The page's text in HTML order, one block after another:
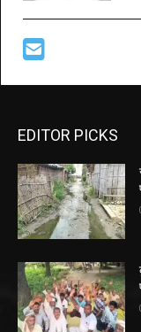
EDITOR PICKS